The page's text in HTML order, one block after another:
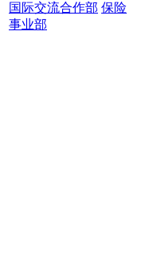
国际交流合作部 保险
事业部